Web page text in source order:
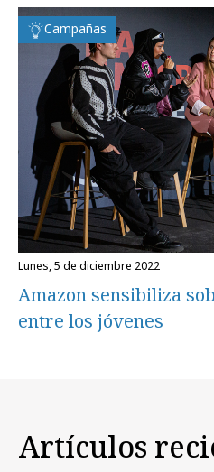
Campañas
lunes, 5 de diciembre 2022
Amazon sensibiliza
entre los jóvenes
Artículos